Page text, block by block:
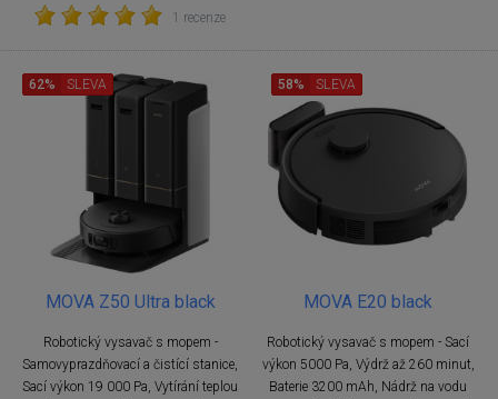
1 recenze
MOVA Z50 Ultra black
Robotický vysavač s mopem -
Samovyprazdňovací a čistící stanice,
Sací výkon 19 000 Pa, Vytírání teplou
62% SLEVA
MOVA E20 black
Robotický vysavač s mopem - Sací
výkon 5000 Pa, Výdrž až 260 minut,
Baterie 3200 mAh, Nádrž na vodu
58% SLEVA